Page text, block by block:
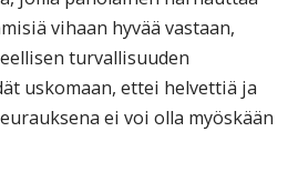
vihaan hyvää vastaan,
turvallisuuden
uskomaan, ettei helvettiä ja
ei voi olla myöskään